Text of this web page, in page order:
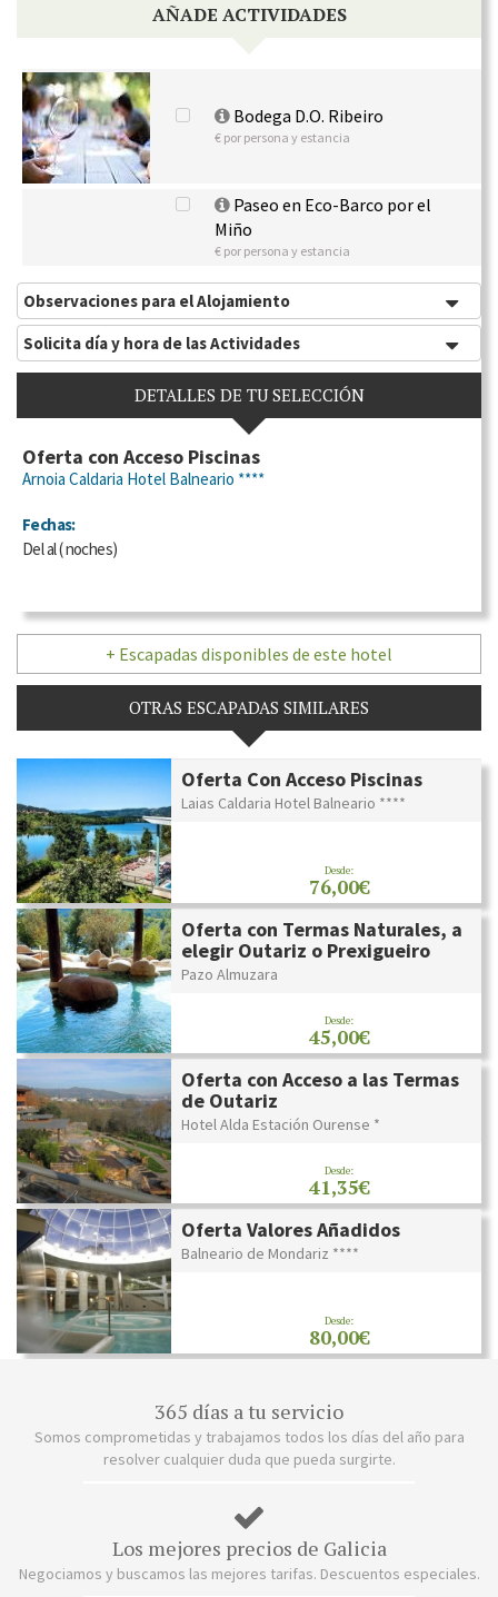
AÑADE ACTIVIDADES
Bodega D.O. Ribeiro
€ por persona y estancia
Paseo en Eco-Barco por el
Miño
€ por persona y estancia
Observaciones para el Alojamiento
Solicita día y hora de las Actividades
DETALLES DE TU SELECCIÓN
Oferta con Acceso Piscinas
Arnoia Caldaria Hotel Balneario ****
Fechas:
Delal(noches)
+ Escapadas disponibles de este hotel
OTRAS ESCAPADAS SIMILARES
Oferta Con Acceso Piscinas
Laias Caldaria Hotel Balneario ****
Desde:
76,00€
Oferta con Termas Naturales, a
elegir Outariz o Prexigueiro
Pazo Almuzara
Desde:
45,00€
Oferta con Acceso a las Termas
de Outariz
Hotel Alda Estación Ourense *
Desde:
41,35€
Oferta Valores Añadidos
Balneario de Mondariz ****
Desde:
80,00€
365 días a tu servicio
Somos comprometidas y trabajamos todos los días del año para
resolver cualquier duda que pueda surgirte.
Los mejores precios de Galicia
Negociamos y buscamos las mejores tarifas. Descuentos especiales.